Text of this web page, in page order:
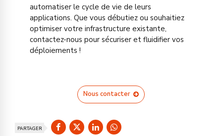
automatiser le cycle de vie de leurs
applications. Que vous débutiez ou souhaitiez
optimiser votre infrastructure existante,
contactez-nous pour sécuriser et fluidifier vos
déploiements !
Nous contacter
PARTAGER